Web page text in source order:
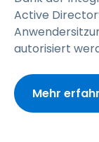
Active
autorisiert
Mehr